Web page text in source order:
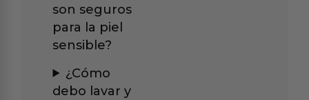
son seguros
para la piel
sensible?
¿Cómo
debo lavar y